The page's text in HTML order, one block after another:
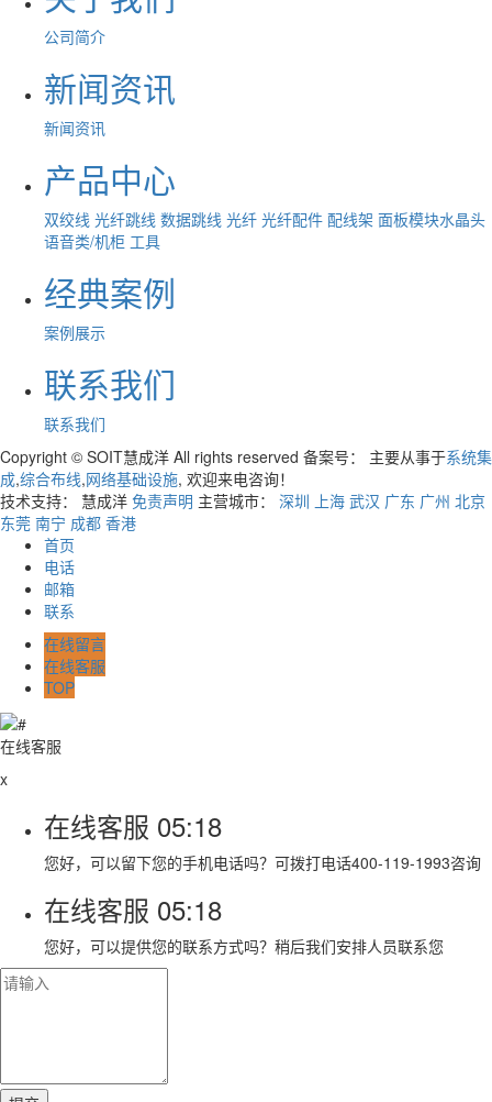
公司简介
新闻资讯
新闻资讯
产品中心
双绞线 光纤跳线 数据跳线 光纤 光纤配件 配线架 面板模块水晶头
语音类/机柜 工具
经典案例
案例展示
联系我们
联系我们
Copyright © SOIT慧成洋 All rights reserved 备案号：
主要从事于系统集
成,综合布线,网络基础设施, 欢迎来电咨询！
技术支持： 慧成洋 免责声明 主营城市： 深圳 上海 武汉 广东 广州 北京
东莞 南宁 成都 香港
首页
电话
邮箱
联系
在线留言
在线客服
TOP
在线客服
x
在线客服 05:18
您好，可以留下您的手机电话吗？可拨打电话400-119-1993咨询
在线客服 05:18
您好，可以提供您的联系方式吗？稍后我们安排人员联系您